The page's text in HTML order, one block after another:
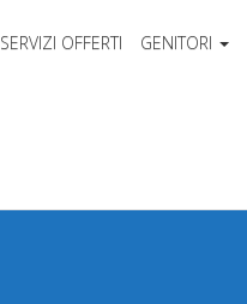
SERVIZI OFFERTI GENITORI